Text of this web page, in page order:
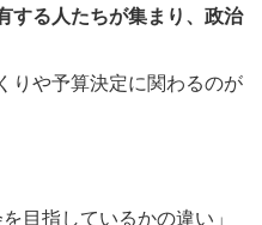
する人たちが集まり、政治
りや予算決定に関わるのが
目指しているかの違い」